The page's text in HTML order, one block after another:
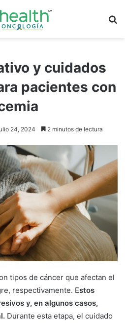
y cuidados
pacientes con
24, 2024 2 minutos de lectura
tipos de cáncer que afectan el
respectivamente. Estos
y, en algunos casos,
Durante esta etapa, el cuidado